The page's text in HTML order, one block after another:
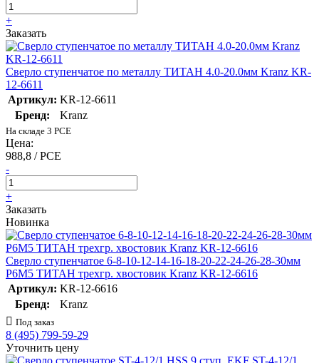
+
Заказать
Сверло ступенчатое по металлу ТИТАН 4.0-20.0мм Kranz KR-
12-6611
Артикул: KR-12-6611
Бренд:
Kranz
На складе 3 PCE
Цена:
988,8 / PCE
-
+
Заказать
Новинка
Сверло ступенчатое 6-8-10-12-14-16-18-20-22-24-26-28-30мм
Р6М5 ТИТАН трехгр. хвостовик Kranz KR-12-6616
Артикул: KR-12-6616
Бренд:
Kranz
Под заказ
8 (495) 799-59-29
Уточнить цену